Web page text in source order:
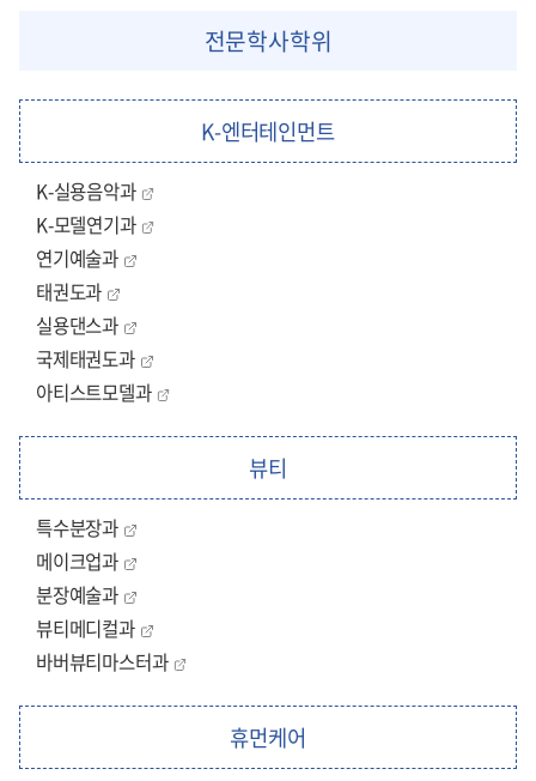
전문학사학위
K-엔터테인먼트
K-실용음악과
K-모델연기과
연기예술과
태권도과
실용댄스과
국제태권도과
아티스트모델과
뷰티
특수분장과
메이크업과
분장예술과
뷰티메디컬과
바버뷰티마스터과
휴먼케어